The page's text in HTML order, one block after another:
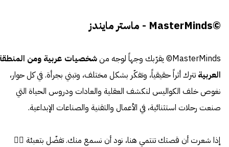
©MasterMinds - ماستر مايندز
MasterMinds© يقرّبك وجهاً لوجه من
شخصيات عربية ومن
العربية تترك أثراً حقيقياً، وتفكّر بشكل مختلف، وتبني بجرأة. في كل حوار،
نغوص خلف الكواليس لنكشف العقلية والعادات ودروس الحياة التي
صنعت رحلات استثنائية، في الأعمال والتقنية والصناعات الإبداعية.
إذا شعرت أن قصتك تنتمي هنا، نود أن نسمع منك. تفضّل بتعبئة 👈🏼